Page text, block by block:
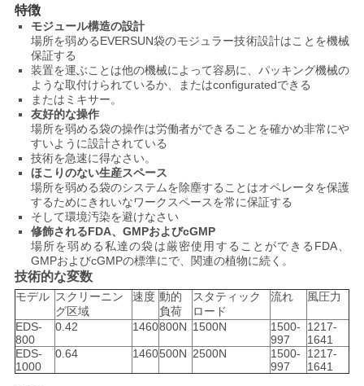
ー
規
約
特徴
モジュール構造の設計
場所を弱めるEVERSUN袋のモジュラー技術設計はことを機械
保証する
装置を運ぶことは他の機械によって容易に、パッキング機械の
ような取付けられているか、またはconfiguratedできる
またはミキサー。
友好的な操作
場所を弱める袋の操作は労働者ができることを確かめ非常にや
すいように設計されている
技術を急速に得なさい。
ほこりのない生産スペース
場所を弱める袋のシステムを除塵することはオペレータを保護
するためにきれいなワークスペースを常に保証する
そして環境汚染を避けなさい
修飾されるFDA、GMPおよびcGMP
場所を弱める私達の袋は厳密使用することができるFDA、
GMPおよびcGMPの標準にで、関連の植物に続く。
技術的な変数
モデル スクリーニン
グ区域
速度 動的
負荷
スタティック
ロード
流れ 風圧力
EDS-
800
0.42 1460800N 1500N
1500-
997
1217-
1641
EDS-
1000
0.64 1460500N 2500N
1500-
997
1217-
1641